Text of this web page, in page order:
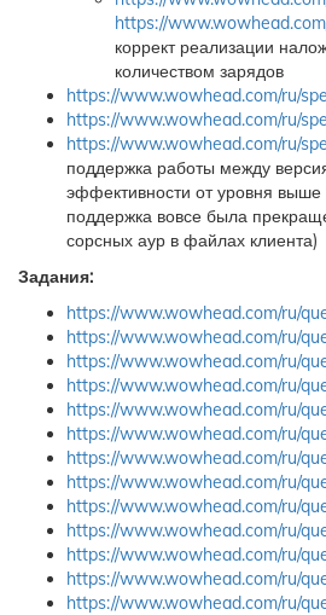
https://
коррект реализации
количеством зарядов
https://www.wowhead.com/ru/
https://www.wowhead.com/ru/
https://www.wowhead.com/ru/
поддержка работы между
эффективности от уровня
поддержка вовсе была
сорсных аур в файлах клиента)
Задания:
https://www.wowhead.com/ru/
https://www.wowhead.com/ru/
https://www.wowhead.com/ru/
https://www.wowhead.com/ru/
https://www.wowhead.com/ru/
https://www.wowhead.com/ru/
https://www.wowhead.com/ru/
https://www.wowhead.com/ru/
https://www.wowhead.com/ru/
https://www.wowhead.com/ru/
https://www.wowhead.com/ru/
https://www.wowhead.com/ru/
https://www.wowhead.com/ru/